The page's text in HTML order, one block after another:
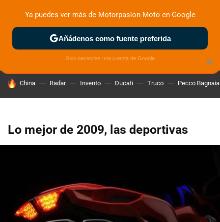
ZONA DE PRUEBAS DEPORTIVAS MOTOS ELÉCTRICAS
HOY SE HABLA DE
China Radar Invento Ducati Truco Pecco Bagnaia
Lo mejor de 2009, las deportivas
×
Ya puedes ver más de Motorpasion Moto en Google
Añádenos como fuente preferida
Solo necesitas una cuenta de Google